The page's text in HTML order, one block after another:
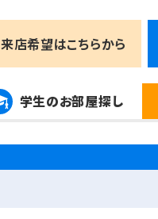
来店希望はこちらから
学生のお部屋探し